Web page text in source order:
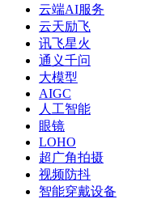
云端AI服务
云天励飞
讯飞星火
通义千问
大模型
AIGC
人工智能
眼镜
LOHO
超广角拍摄
视频防抖
智能穿戴设备